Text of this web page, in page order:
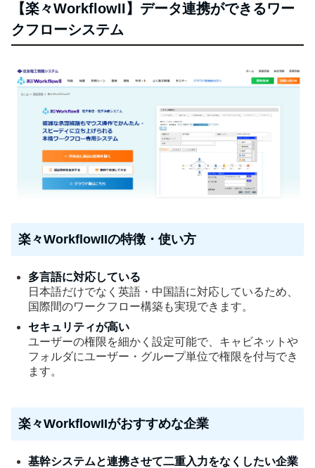
【楽々WorkflowII】データ連携ができるワー
クフローシステム
楽々WorkflowIIの特徴・使い方
多言語に対応している
日本語だけでなく英語・中国語に対応しているため、
国際間のワークフロー構築も実現できます。
セキュリティが高い
ユーザーの権限を細かく設定可能で、キャビネットや
フォルダにユーザー・グループ単位で権限を付与でき
ます。
楽々WorkflowIIがおすすめな企業
基幹システムと連携させて二重入力をなくしたい企業